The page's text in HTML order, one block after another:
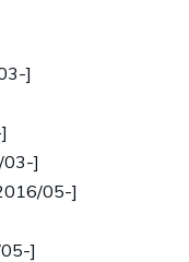
]
03-]
05-]
]